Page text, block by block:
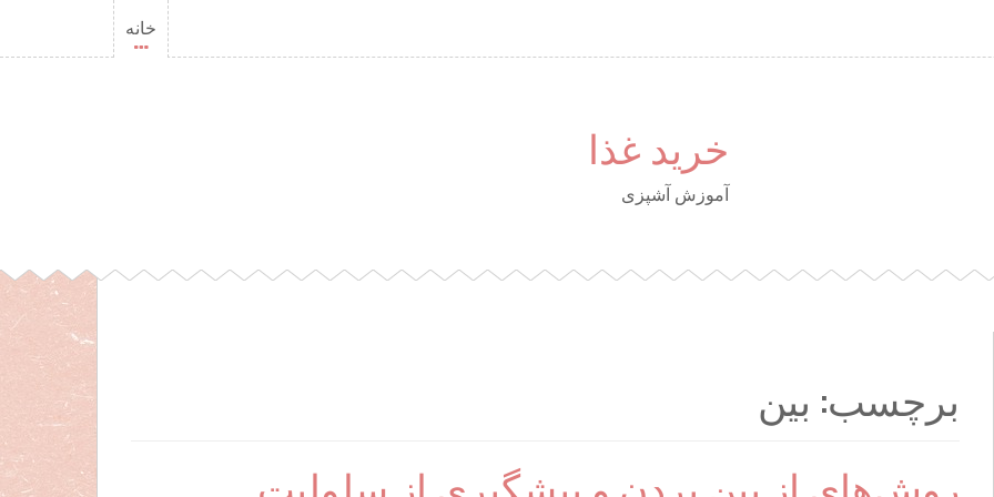
خانه
خرید غذا
آموزش آشپزی
برچسب: بین